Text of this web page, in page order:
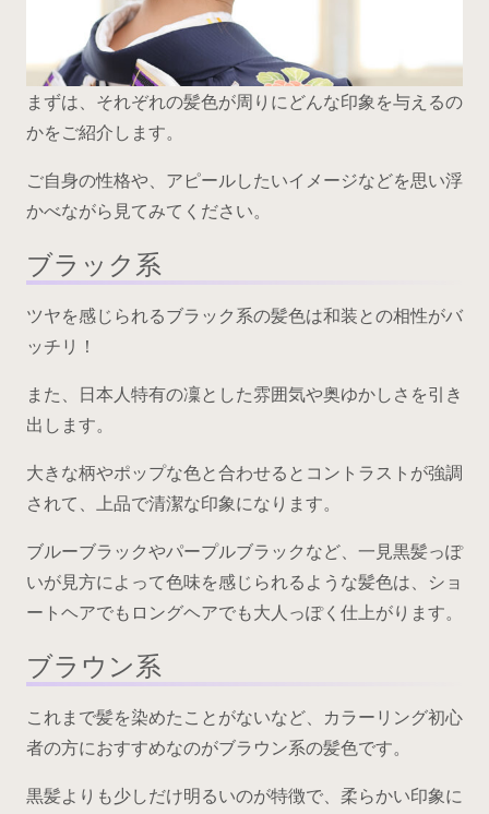
まずは、それぞれの髪色が周りにどんな印象を与えるの
かをご紹介します。
ご自身の性格や、アピールしたいイメージなどを思い浮
かべながら見てみてください。
ブラック系
ツヤを感じられるブラック系の髪色は和装との相性がバ
ッチリ！
また、日本人特有の凜とした雰囲気や奥ゆかしさを引き
出します。
大きな柄やポップな色と合わせるとコントラストが強調
されて、上品で清潔な印象になります。
ブルーブラックやパープルブラックなど、一見黒髪っぽ
いが見方によって色味を感じられるような髪色は、ショ
ートヘアでもロングヘアでも大人っぽく仕上がります。
ブラウン系
これまで髪を染めたことがないなど、カラーリング初心
者の方におすすめなのがブラウン系の髪色です。
黒髪よりも少しだけ明るいのが特徴で、柔らかい印象に